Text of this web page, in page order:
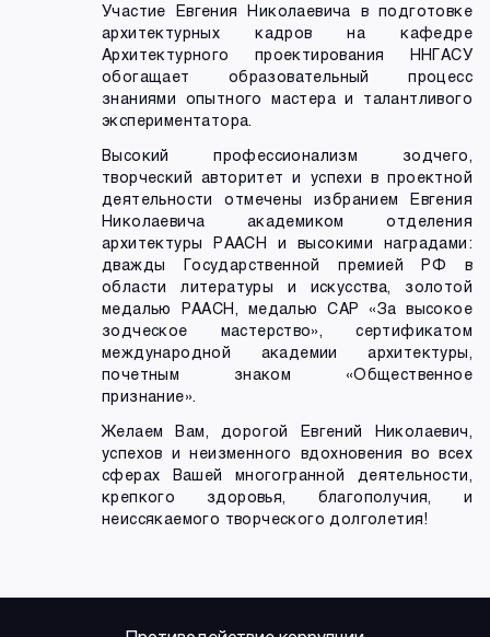
Участие Евгения Николаевича в подготовке
архитектурных кадров на кафедре
Архитектурного проектирования ННГАСУ
обогащает образовательный процесс
знаниями опытного мастера и талантливого
экспериментатора.
Высокий профессионализм зодчего,
творческий авторитет и успехи в проектной
деятельности отмечены избранием Евгения
Николаевича академиком отделения
архитектуры РААСН и высокими наградами:
дважды Государственной премией РФ в
области литературы и искусства, золотой
медалью РААСН, медалью САР «За высокое
зодческое мастерство», сертификатом
международной академии архитектуры,
почетным знаком «Общественное
признание».
Желаем Вам, дорогой Евгений Николаевич,
успехов и неизменного вдохновения во всех
сферах Вашей многогранной деятельности,
крепкого здоровья, благополучия, и
неиссякаемого творческого долголетия!